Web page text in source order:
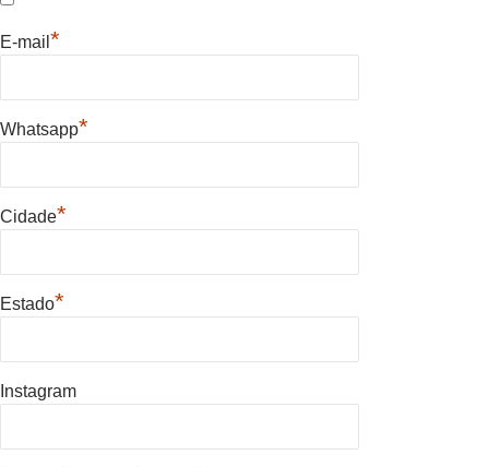
E-mail *
Whatsapp*
Cidade*
Estado*
Instagram